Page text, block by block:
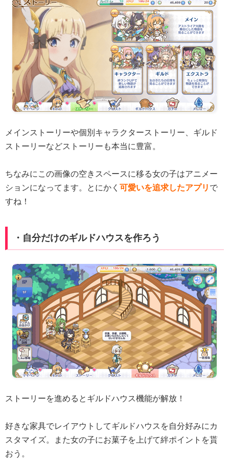
メインストーリーや個別キャラクターストーリー、ギルド
ストーリーなどストーリーも本当に豊富。
ちなみにこの画像の空きスペースに移る女の子はアニメー
ションになってます。とにかく 可愛いを追求したアプリ で
すね！
・自分だけのギルドハウスを作ろう
ストーリーを進めるとギルドハウス機能が解放！
好きな家具でレイアウトしてギルドハウスを自分好みにカ
スタマイズ。また女の子にお菓子を上げて絆ポイントを貰
おう。